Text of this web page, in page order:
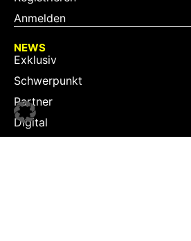
Anmelden
NEWS
Exklusiv
Schwerpunkt
Partner
Digital